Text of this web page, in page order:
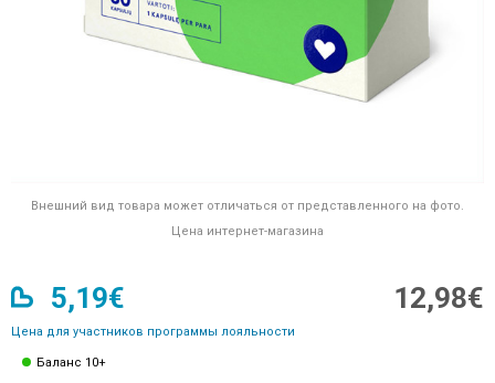
Внешний вид товара может отличаться от представленного на фото.
Цена интернет-магазина
5,19€
Цена для участников программы лояльности
12,98€
Баланс 10+